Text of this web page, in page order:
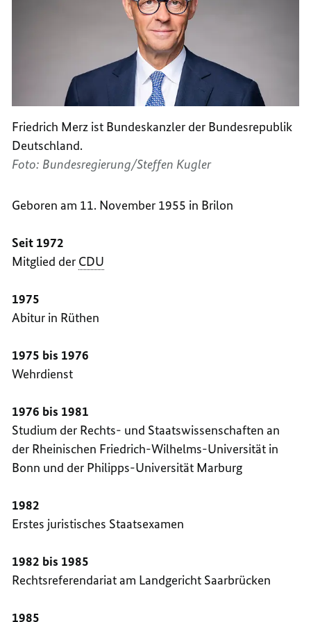
Friedrich Merz ist Bundeskanzler der Bundesrepublik
Deutschland.
Foto: Bundesregierung/Steffen Kugler
Geboren am 11. November 1955 in Brilon
Seit 1972
Mitglied der CDU
1975
Abitur in Rüthen
1975 bis 1976
Wehrdienst
1976 bis 1981
Studium der Rechts- und Staatswissenschaften an
der Rheinischen Friedrich-Wilhelms-Universität in
Bonn und der Philipps-Universität Marburg
1982
Erstes juristisches Staatsexamen
1982 bis 1985
Rechtsreferendariat am Landgericht Saarbrücken
1985